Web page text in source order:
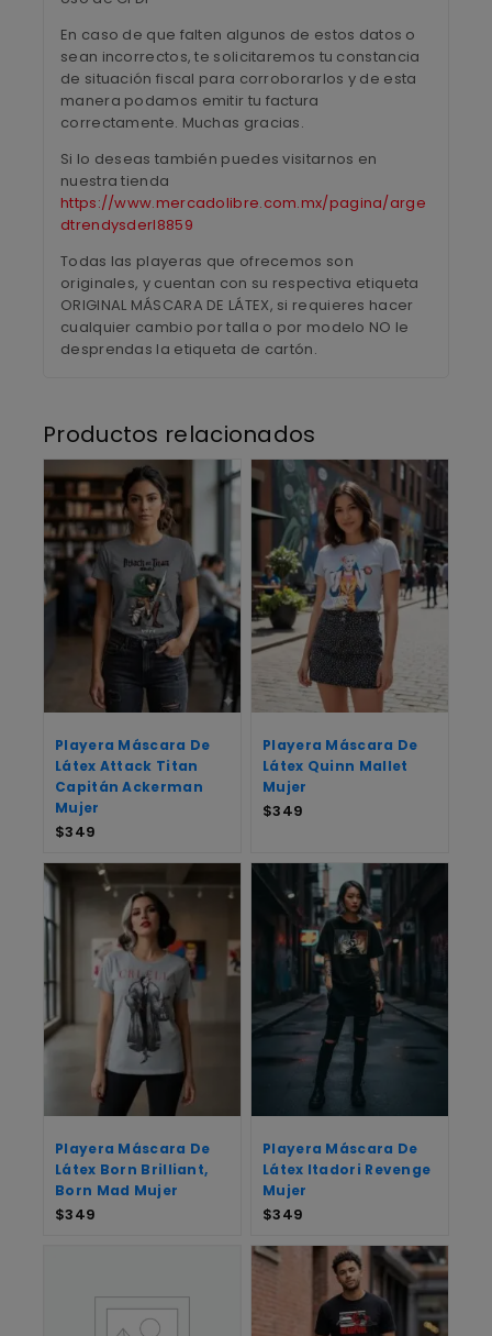
En caso de que falten algunos de estos datos o
sean incorrectos, te solicitaremos tu constancia
de situación fiscal para corroborarlos y de esta
manera podamos emitir tu factura
correctamente. Muchas gracias.
Si lo deseas también puedes visitarnos en
nuestra tienda
https://www.mercadolibre.com.mx/pagina/arge
dtrendysderl8859
Todas las playeras que ofrecemos son
originales, y cuentan con su respectiva etiqueta
ORIGINAL MÁSCARA DE LÁTEX, si requieres hacer
cualquier cambio por talla o por modelo NO le
desprendas la etiqueta de cartón.
Productos relacionados
Playera Máscara De
Látex Attack Titan
Capitán Ackerman
Mujer
$349
Playera Máscara De
Látex Quinn Mallet
Mujer
$349
Playera Máscara De
Látex Born Brilliant,
Born Mad Mujer
$349
Playera Máscara De
Látex Itadori Revenge
Mujer
$349